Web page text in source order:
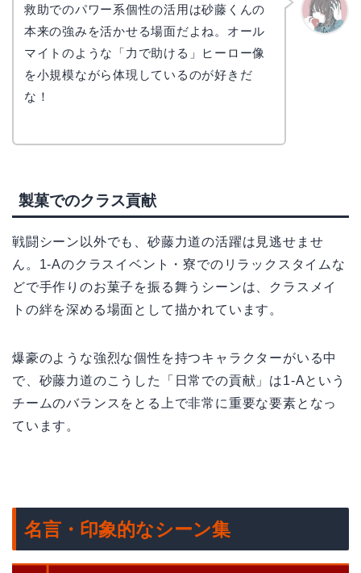
救助でのパワー系個性の活用は砂藤くんの
本来の強みを活かせる場面だよね。オール
マイトのような「力で助ける」ヒーロー像
を小規模ながら体現しているのが好きだ
な！
製菓でのクラス貢献
戦闘シーン以外でも、砂藤力道の活躍は見逃せませ
ん。1-Aのクラスイベント・寮でのリラックスタイムな
どで手作りのお菓子を振る舞うシーンは、クラスメイ
トの絆を深める場面として描かれています。
爆豪のような強烈な個性を持つキャラクターがいる中
で、砂藤力道のこうした「日常での貢献」は1-Aという
チームのバランスをとる上で非常に重要な要素となっ
ています。
名言・印象的なシーン集